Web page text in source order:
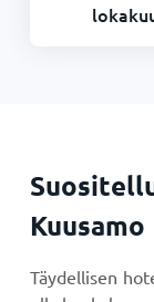
Kuusamo
Täydellisen